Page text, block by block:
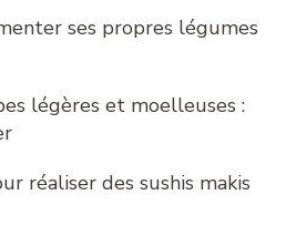
ses propres légumes
légères et moelleuses :
réaliser des sushis makis